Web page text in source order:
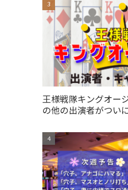
王様戦隊キングオー
の他の出演者がつい